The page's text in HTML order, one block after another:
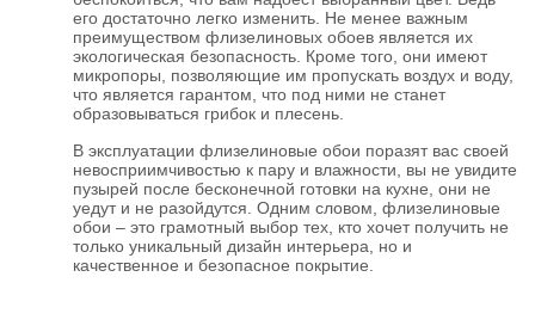
его достаточно легко изменить. Не менее важным
преимуществом флизелиновых обоев является их
экологическая безопасность. Кроме того, они имеют
микропоры, позволяющие им пропускать воздух и воду,
что является гарантом, что под ними не станет
образовываться грибок и плесень.
В эксплуатации флизелиновые обои поразят вас своей
невосприимчивостью к пару и влажности, вы не увидите
пузырей после бесконечной готовки на кухне, они не
уедут и не разойдутся. Одним словом, флизелиновые
обои – это грамотный выбор тех, кто хочет получить не
только уникальный дизайн интерьера, но и
качественное и безопасное покрытие.